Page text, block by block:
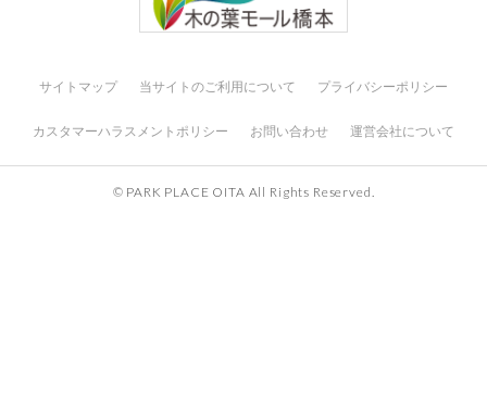
サイトマップ 当サイトのご利用について プライバシーポリシー
カスタマーハラスメントポリシー お問い合わせ 運営会社について
© PARK PLACE OITA All Rights Reserved.